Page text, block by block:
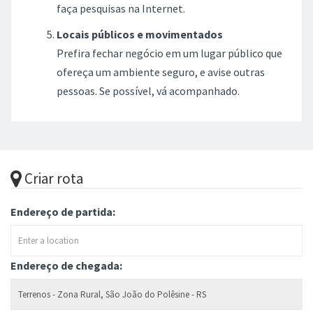
Criar rota
Endereço de partida: